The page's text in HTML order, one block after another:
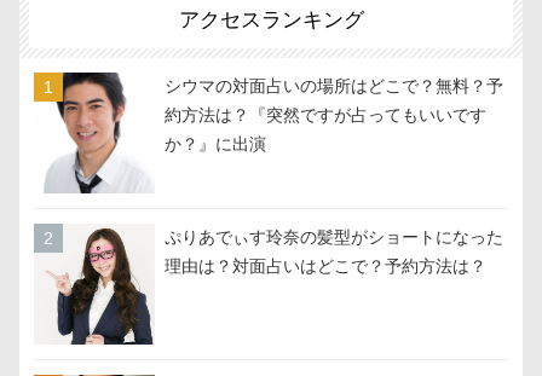
アクセスランキング
シウマの対面占いの場所はどこで？無料？予
約方法は？『突然ですが占ってもいいです
か？』に出演
ぷりあでぃす玲奈の髪型がショートになった
理由は？対面占いはどこで？予約方法は？